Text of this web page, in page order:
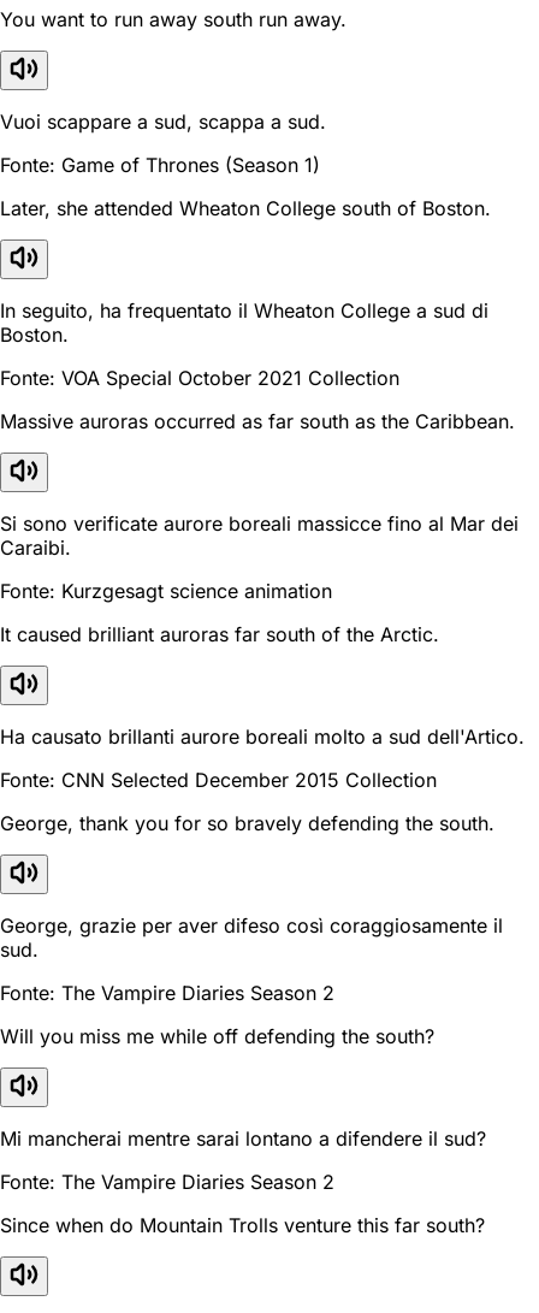
You want to run away south run away.
Vuoi scappare a sud, scappa a sud.
Fonte: Game of Thrones (Season 1)
Later, she attended Wheaton College south of Boston.
In seguito, ha frequentato il Wheaton College a sud di
Boston.
Fonte: VOA Special October 2021 Collection
Massive auroras occurred as far south as the Caribbean.
Si sono verificate aurore boreali massicce fino al Mar dei
Caraibi.
Fonte: Kurzgesagt science animation
It caused brilliant auroras far south of the Arctic.
Ha causato brillanti aurore boreali molto a sud dell'Artico.
Fonte: CNN Selected December 2015 Collection
George, thank you for so bravely defending the south.
George, grazie per aver difeso così coraggiosamente il
sud.
Fonte: The Vampire Diaries Season 2
Will you miss me while off defending the south?
Mi mancherai mentre sarai lontano a difendere il sud?
Fonte: The Vampire Diaries Season 2
Since when do Mountain Trolls venture this far south?